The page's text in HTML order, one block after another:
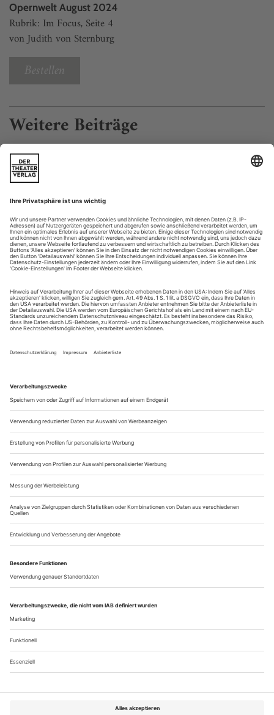
Opernwelt August 2024
Rubrik: Im Focus, Seite 4
von Judith von Sternburg
Bestellen
Weitere Beiträge
Frühlingsgefühle
Das Smetana-Festival in Litomyšl fällt zum 200. Geburtstag des
Komponisten besonders üppig aus
Bedřich Smetana ist im kollektiven Musikgedächtnis als
Komponist der «Moldau», dem prominentesten Teil des
symphonischen Zyklus «Má vlast» (Mein Vaterland)
abgespeichert. Aus Smetanas Opernschaffen hat eigentlich nur
die «Verkaufte Braut» ihren Weg ins Kernrepertoire gefunden.
großen Häusern brachte zuletzt die Bayerische Staatsoper...
Nie sollst du mich vergessen!
Popularität des Meisters
und von Giacomo Puccini gespielt, das deutsche
Opernrepertoire hingegen ist nicht so stark vertreten. Umso
erstaunlicher, dass das Opernhaus in Sofia nun schon zum
sechsten Mal ein Wagner-Festival ausrichtet, das seinen
Ausgang im Jahr 2010 mit einer Produktion des «Rheingold»
nahm. Die drei restlichen «Ring»-Opern folgten,...
Schwarze Löcher
Beethoven: Fidelio and er Oper Amsterdam
Beethovens «Fidelio» mit seinem Nebeneinander von
Biedersinn und der Feier des Humanen stellt jede Regie
zunächst einmal vor ein generelles Problem. Was tun mit dem
widersprüchlichen Werk? Ob die zur Gewohnheit gewordene
Lösung dieses Problems durch ein oratorienhaftesBlow upins
Allgemeinmenschliche noch trägt, darf und muss man
bezweifeln; zugleich bietet die Leerstelle Gelegenheit für...
Über uns Kontakt Kritikerumfrage Newsletter